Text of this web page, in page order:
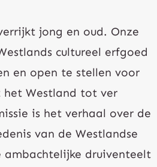
jong en oud. Onze
cultureel erfgoed
en open te stellen voor
het Westland tot ver
is het verhaal over de
van de Westlandse
ambachtelijke druiventeelt